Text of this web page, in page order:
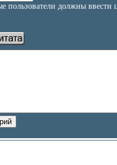
пользователи должны